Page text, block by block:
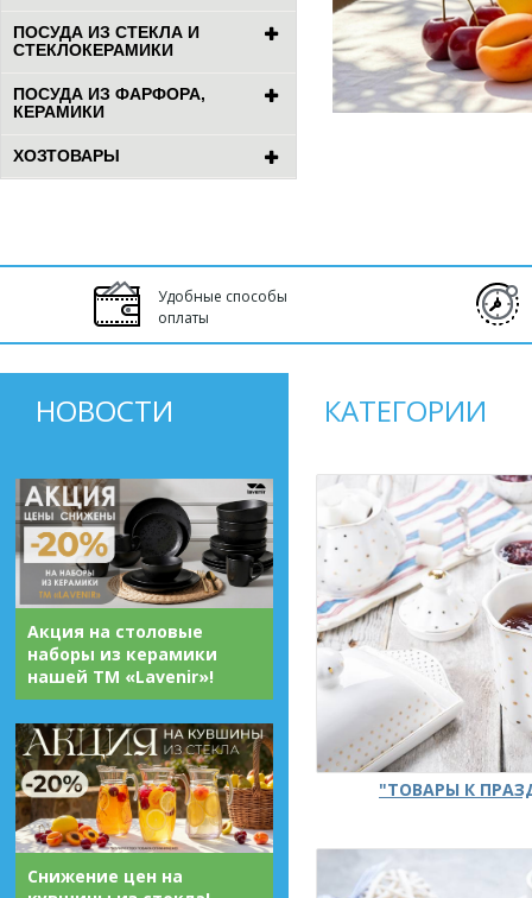
ПОСУДА ИЗ СТЕКЛА И
СТЕКЛОКЕРАМИКИ
ПОСУДА ИЗ ФАРФОРА,
КЕРАМИКИ
ХОЗТОВАРЫ
Удобные способы
оплаты
НОВОСТИ
Акция на столовые
наборы из керамики
нашей ТМ «Lavenir»!
Снижение цен на
КАТЕГОРИИ
"ТОВАРЫ К